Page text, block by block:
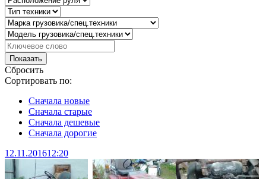
Сбросить
Сортировать по:
Сначала новые
Сначала старые
Сначала дешевые
Сначала дорогие
12.11.201612:20